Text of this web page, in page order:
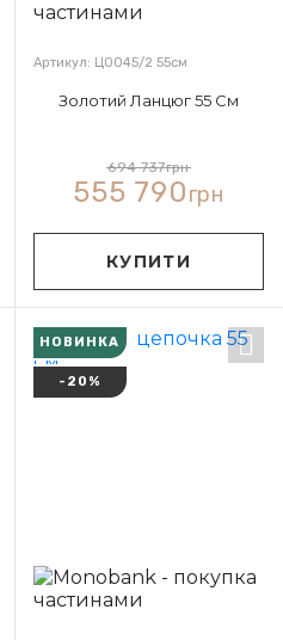
Артикул: Ц0045/2 55см
Золотий Ланцюг 55 См
694 737грн
555 790грн
КУПИТИ
НОВИНКА
-20%